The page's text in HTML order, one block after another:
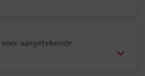
aangetekende